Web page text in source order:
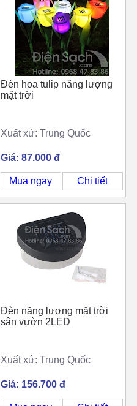
Đèn hoa tulip năng lượng
mặt trời
Xuất xứ: Trung Quốc
Giá: 87.000 đ
Mua ngay Chi tiết
Đèn năng lượng mặt trời
sân vườn 2LED
Xuất xứ: Trung Quốc
Giá: 156.700 đ